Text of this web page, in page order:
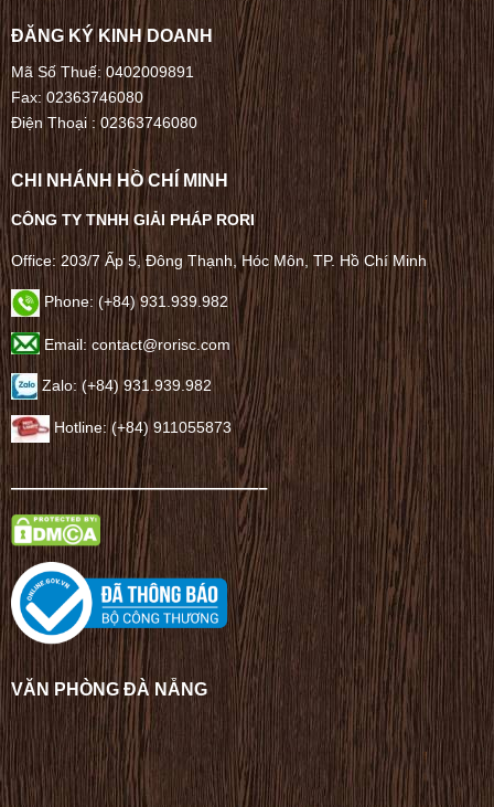
ĐĂNG KÝ KINH DOANH
Mã Số Thuế: 0402009891
Fax: 02363746080
Điện Thoại :02363746080
CHI NHÁNH HỒ CHÍ MINH
CÔNG TY TNHH GIẢI PHÁP RORI
Office: 203/7 Ấp 5, Đông Thạnh, Hóc Môn, TP. Hồ Chí Minh
Phone: (+84) 931.939.982
Email: contact@rorisc.com
Zalo: (+84) 931.939.982
Hotline: (+84) 911055873
——————————————–
VĂN PHÒNG ĐÀ NẴNG